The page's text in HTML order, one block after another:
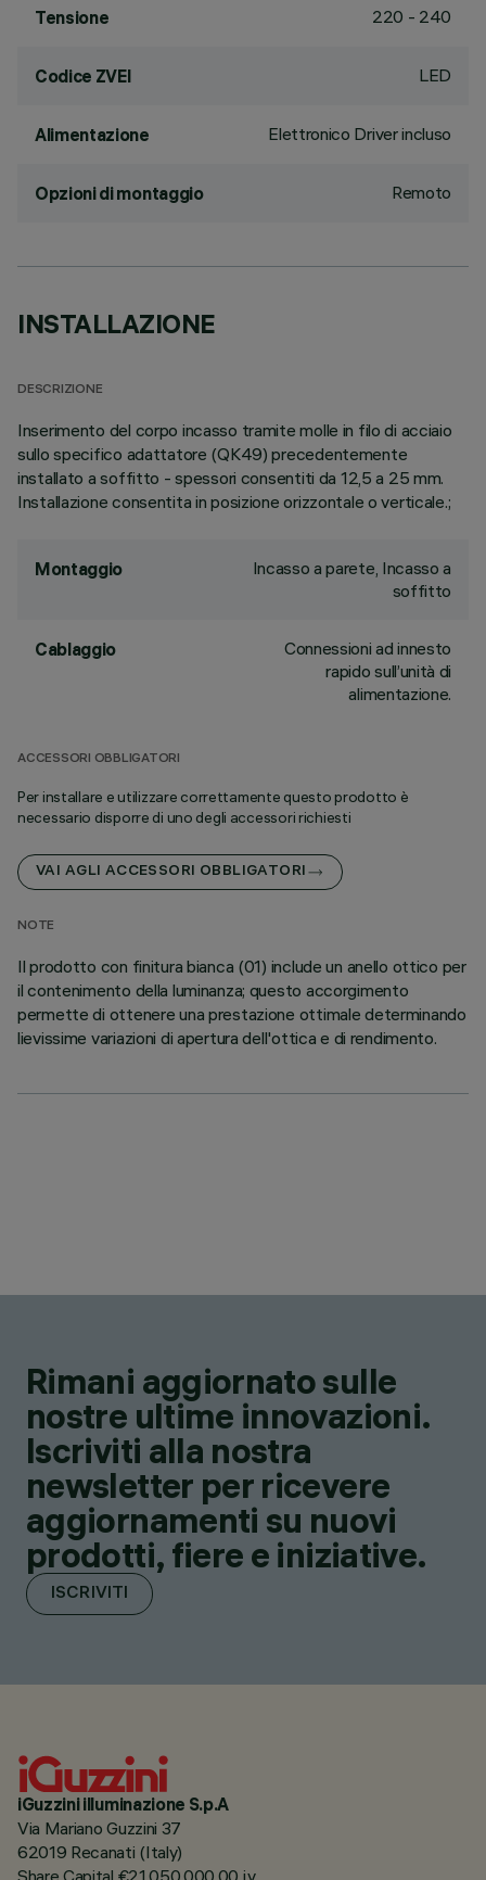
Tensione 220 - 240
Codice ZVEI LED
Alimentazione Elettronico Driver incluso
Opzioni di montaggio Remoto
INSTALLAZIONE
DESCRIZIONE
Inserimento del corpo incasso tramite molle in filo di acciaio
sullo specifico adattatore (QK49) precedentemente
installato a soffitto - spessori consentiti da 12,5 a 25 mm.
Installazione consentita in posizione orizzontale o verticale.;
Montaggio
Incasso a parete, Incasso a
soffitto
Cablaggio
Connessioni ad innesto
rapido sull’unità di
alimentazione.
ACCESSORI OBBLIGATORI
Per installare e utilizzare correttamente questo prodotto è
necessario disporre di uno degli accessori richiesti
VAI AGLI ACCESSORI OBBLIGATORI
NOTE
Il prodotto con finitura bianca (01) include un anello ottico per
il contenimento della luminanza; questo accorgimento
permette di ottenere una prestazione ottimale determinando
lievissime variazioni di apertura dell'ottica e di rendimento.
Rimani aggiornato sulle
nostre ultime innovazioni.
Iscriviti alla nostra
newsletter per ricevere
aggiornamenti su nuovi
prodotti, fiere e iniziative.
ISCRIVITI
iGuzzini illuminazione S.p.A
Via Mariano Guzzini 37
62019 Recanati (Italy)
Share Capital €21.050.000,00 i.v.